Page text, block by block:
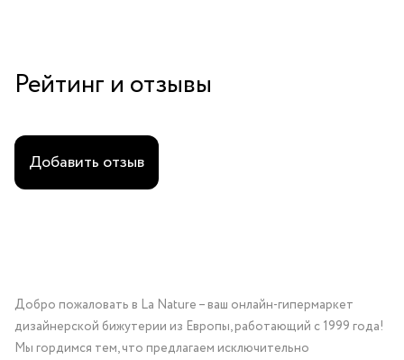
Рейтинг и отзывы
Добавить отзыв
Добро пожаловать в La Nature – ваш онлайн-гипермаркет
дизайнерской бижутерии из Европы, работающий с 1999 года!
Мы гордимся тем, что предлагаем исключительно